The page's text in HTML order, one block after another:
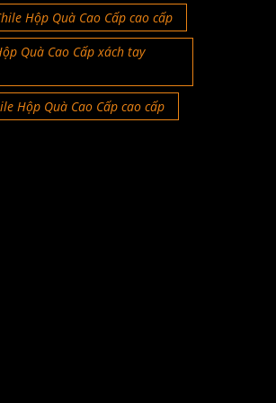
Hộp Quà Cao Cấp cao cấp
Quà Cao Cấp xách tay
Hộp Quà Cao Cấp cao cấp